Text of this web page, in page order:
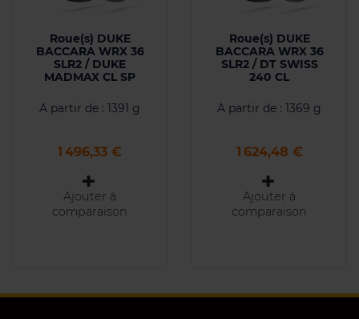
Roue(s) DUKE
BACCARA WRX 36
SLR2 / DUKE
MADMAX CL SP
A partir de : 1391 g
Prix
1 496,33 €
Ajouter à
comparaison
Roue(s) DUKE
BACCARA WRX 36
SLR2 / DT SWISS
240 CL
A partir de : 1369 g
Prix
1 624,48 €
Ajouter à
comparaison